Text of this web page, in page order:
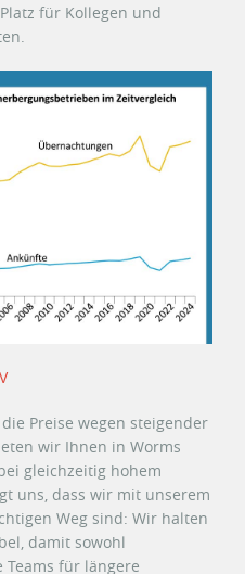
für Kollegen und
Preise wegen steigender
wir Ihnen in Worms
gleichzeitig hohem
uns, dass wir mit unserem
Weg sind: Wir halten
damit sowohl
Teams für längere